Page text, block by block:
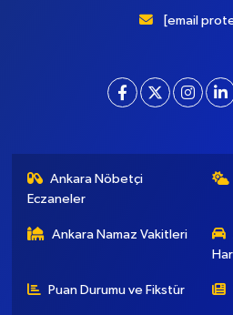
[email
Ankara Nöbetçi
Eczaneler
Ankara Namaz Vakitleri
Puan Durumu ve Fikstür